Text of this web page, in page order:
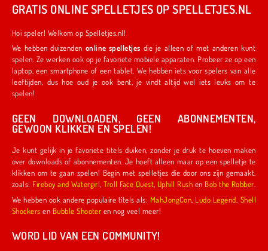
GRATIS ONLINE SPELLETJES OP SPELLETJES.NL
Hoi speler! Welkom op Spelletjes.nl!
We hebben duizenden online spelletjes die je alleen of met anderen kunt
spelen. Ze werken ook op je favoriete mobiele apparaten. Probeer ze op een
laptop, een smartphone of een tablet. We hebben iets voor spelers van alle
leeftijden, dus hoe oud je ook bent, je vindt altijd wel iets leuks om te
spelen!
GEEN DOWNLOADEN, GEEN ABONNEMENTEN,
GEWOON KLIKKEN EN SPELEN!
Je kunt gelijk in je favoriete titels duiken, zonder je druk te hoeven maken
over downloads of abonnementen. Je hoeft alleen maar op een spelletje te
klikken om te gaan spelen! Begin met spelletjes die door ons zijn gemaakt,
zoals:
Fireboy and Watergirl ,Troll Face Quest Uphill Rush en Bob the Robber
We hebben ook andere populaire titels als: MahJongCon Ludo Legend Shell
Shockers en Bubble Shooter en nog veel meer!
WORD LID VAN EEN COMMUNITY!